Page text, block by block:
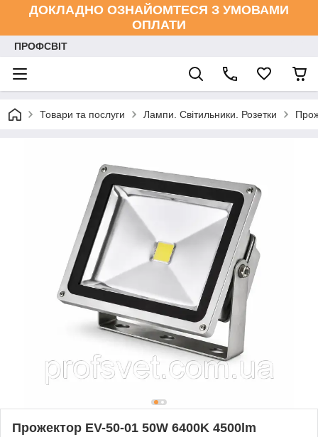
ДОКЛАДНО ОЗНАЙОМТЕСЯ З УМОВАМИ
ОПЛАТИ
ПРОФСВІТ
Товари та послуги Лампи. Світильники. Розетки
Прожектор EV-50-01 50W 6400K 4500lm